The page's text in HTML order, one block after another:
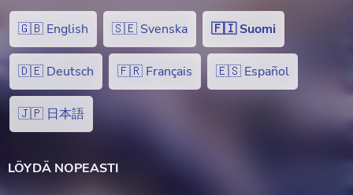
🇬🇧 English 🇸🇪 Svenska 🇫🇮 Suomi
🇩🇪 Deutsch 🇫🇷 Français 🇪🇸 Español
🇯🇵 日本語
LÖYDÄ NOPEASTI